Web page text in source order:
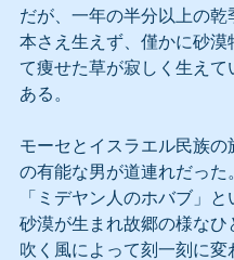
だが、一年の半分以上の乾
本さえ生えず、僅かに砂漠
て痩せた草が寂しく生えて
ある。
モーセとイスラエル民族の
の有能な男が道連れだった
「ミデヤン人のホバブ」と
砂漠が生まれ故郷の様なひ
吹く風によって刻一刻に変